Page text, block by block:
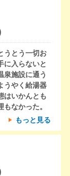
うとう一切お
に入らないと
泉施設に通う
うやく給湯器
はいかんとも
なかった。
もっと見る